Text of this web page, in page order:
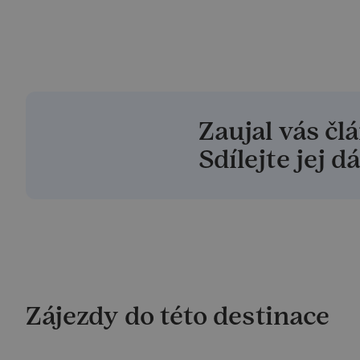
Zaujal vás
Sdílejte jej
Zájezdy do této destinace